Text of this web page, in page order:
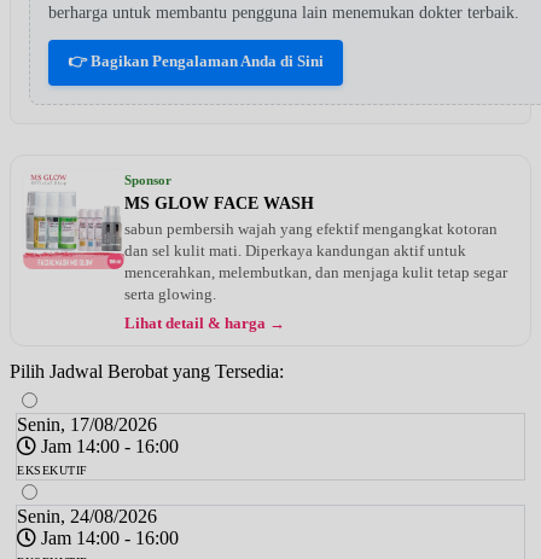
berharga untuk membantu pengguna lain menemukan dokter terbaik.
👉 Bagikan Pengalaman Anda di Sini
Sponsor
MS GLOW FACE WASH
sabun pembersih wajah yang efektif mengangkat kotoran
dan sel kulit mati. Diperkaya kandungan aktif untuk
mencerahkan, melembutkan, dan menjaga kulit tetap segar
serta glowing.
Lihat detail & harga →
Pilih Jadwal Berobat yang Tersedia:
Senin, 17/08/2026
Jam 14:00 - 16:00
EKSEKUTIF
Senin, 24/08/2026
Jam 14:00 - 16:00